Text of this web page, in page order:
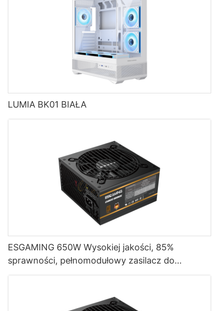
LUMIA BK01 BIAŁA
ESGAMING 650W Wysokiej jakości, 85%
sprawności, pełnomodułowy zasilacz do
komputerów stacjonarnych 80+ Bronze